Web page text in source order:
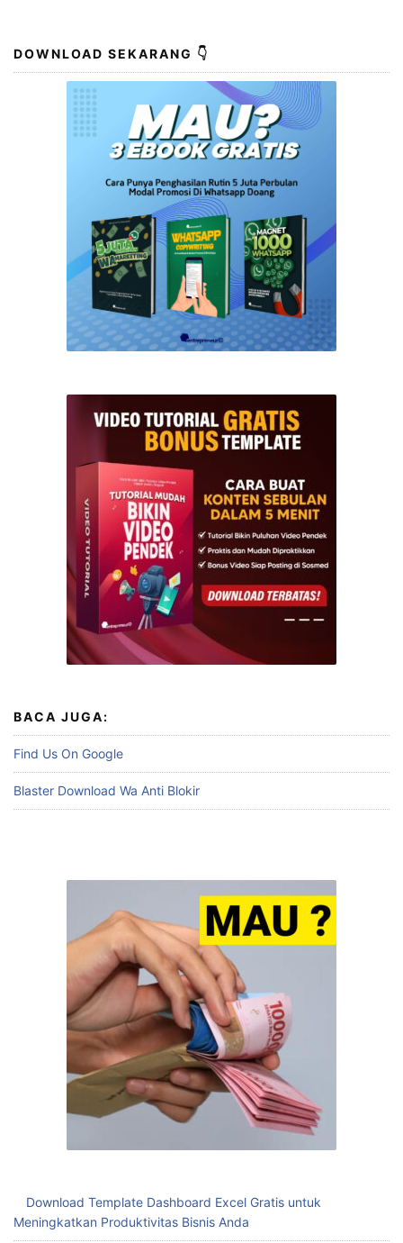
Find Us On Google
Blaster Download Wa Anti Blokir
Download Template Dashboard Excel Gratis untuk
Meningkatkan Produktivitas Bisnis Anda
Mudahnya Download Template Absensi Excel untuk Kelola
Kehadiran Karyawan
Mengatur Stok Barang dengan Template Stok Barang Excel
Menghemat Waktu dengan Template Absen Excel
Mengelola Stok dengan Template Excel Stok Barang untuk
Mengoptimalkan Keuangan dengan Template Laporan
Keuangan Spreadsheet